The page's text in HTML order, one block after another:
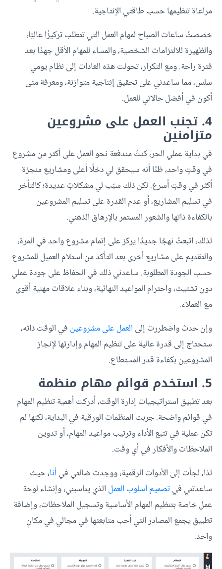
مراعاة تنظيمها حسب طاقتي الإنتاجية.
خصصتُ ساعات الصباح لمهام العمل التي تتطلب تركيزًا عاليًا،
والظهيرة للالتزامات الشخصية، والمساء للمهام الأقل جهدًا بعد
فترة راحة. ومع التكرار، تحولت هذه العادات إلى نظام يومي
سلس، مما ساعدني على تحقيق إنتاجية متوازنة، ومعرفة متى
أكون في أفضل حالاتي للعمل.
4. تجنب العمل على مشروعين
متزامنين
في بداية عملي الحر، كنتُ مندفعة نحو العمل على أكثر من مشروع
في وقتٍ واحد، ظنًا أنه سيحقق لي دخلًا أعلى ومشاريع منجزة
أكثر في وقتٍ أسرع. لكن ذلك سبّب لي مشكلاتٍ عديدة؛ كالتأخر
في تسليم المشاريع، أو عدم القدرة على تسليم المشروعين
بالكفاءة ذاتها والشعور المستمر بالإرهاق الذهني.
لذلك، اتبعتُ نهجًا جديدًا يركز على إتمام مشروع واحد في المرة،
والتقديم على مشاريع أخرى بعد التأكد من استلام العميل للمشروع
حسب الجودة المطلوبة. ساعدني ذلك في الحفاظ على جودة عملي
دون تشتيت، واحترام المواعيد النهائية، وبناء علاقات مهنية أقوى
مع العملاء.
وإن حدث واضطررت إلى العمل على مشروعين في الوقت ذاته،
ستحتاج إلى قدرة عالية على تنظيم المهام وإدارتها لإنجاز
المشروعين بكفاءة قدر المستطاع.
5. استخدم قوائم مهام منظمة
بعد تطبيق استراتيجيات إدارة الوقت، أدركت أهمية تنظيم المهام
في قوائم واضحة. جربت المنظمات الورقية في البداية، لكنها لم
تكن عملية في تتبع الأداء وترتيب مواعيد المهام، أو تدوين
الملاحظات والأفكار في أي وقت.
لذا، لجأت إلى الأدوات الرقمية، ووجدت ضالتي فيأنا، حيث
ساعدتني فيتصميم أسلوب العمل الذي يناسبني، وإنشاء لوحة
عمل خاصة بتنظيم المهام الأساسية وتسجيل الملاحظات، وإضافة
تطبيق يجمع المصادر التي أحب متابعتها في مجالي في مكانٍ
واحد.